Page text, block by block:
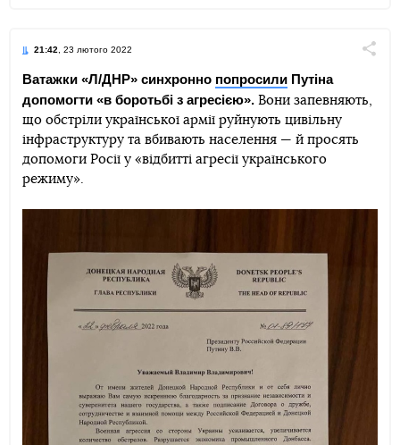
21:42, 23 лютого 2022
TelegramFacebook Twitter
Ватажки «Л/ДНР» синхронно попросили Путіна
допомогти «в боротьбі з агресією». Вони запевняють,
що обстріли української армії руйнують цивільну
інфраструктуру та вбивають населення — й просять
допомоги Росії у «відбитті агресії українського
режиму».